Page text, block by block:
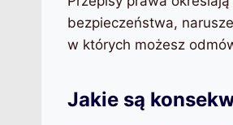
bezpieczeństwa,
w których możesz
Jakie są